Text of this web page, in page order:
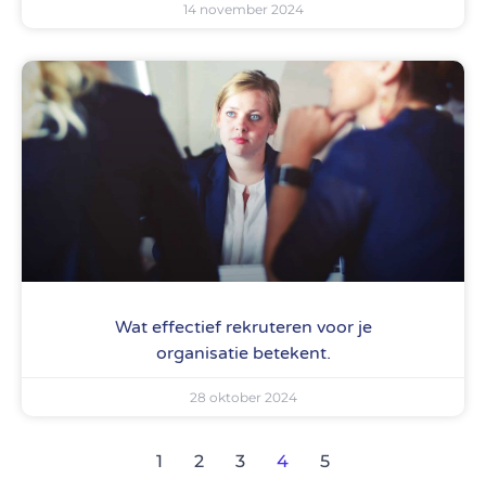
14 november 2024
Wat effectief rekruteren voor je
organisatie betekent.
28 oktober 2024
1 2 3 4 5